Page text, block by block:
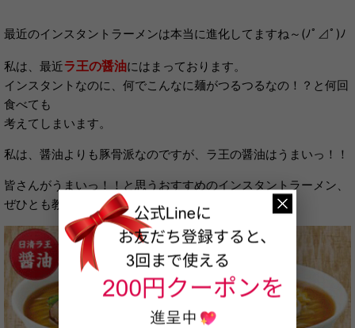
最近のインスタントラーメンは本当に進化してますね～(ﾉﾟ⊿ﾟ)ﾉ
私は、最近ラ王の醤油にはまっております。
インスタントなのに、何でこんなに麺がつるつるなの！？と何回
食べても
考えてしまいます。
私は、醤油よりも豚骨派なのですが、ラ王の醤油はうまいっ！！
皆さんがうまいっ！！と思うおすすめのインスタントラーメン、
ぜひとも教えてください♪